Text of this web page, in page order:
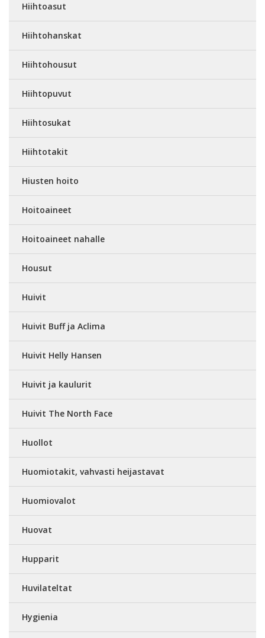
Hiihtoasut
Hiihtohanskat
Hiihtohousut
Hiihtopuvut
Hiihtosukat
Hiihtotakit
Hiusten hoito
Hoitoaineet
Hoitoaineet nahalle
Housut
Huivit
Huivit Buff ja Aclima
Huivit Helly Hansen
Huivit ja kaulurit
Huivit The North Face
Huollot
Huomiotakit, vahvasti heijastavat
Huomiovalot
Huovat
Hupparit
Huvilateltat
Hygienia